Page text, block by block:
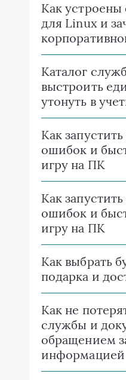
Как устроены
для Linux и
Каталог
выстроить
утонуть в
Как
ошибок и
игру на ПК
Как
ошибок и
игру на ПК
Как выбрать
подарка и
Как не
службы и
обращением
информацией